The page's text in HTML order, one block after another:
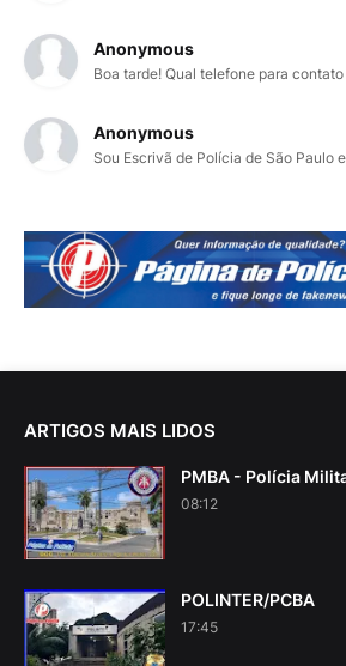
Anonymous
Boa tarde! Qual telefone para
Anonymous
Sou Escrivã de Polícia de São Paulo
ARTIGOS MAIS LIDOS
PMBA - Polícia
08:12
POLINTER/PCBA
17:45